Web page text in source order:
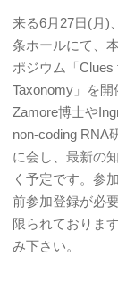
来る6月27日(月)
条ホールにて、
ポジウム「Clues
Taxonomy」を
Zamore博士や
non-coding RNA
に会し、最新の
く予定です。参
前参加登録が必
限られております
み下さい。